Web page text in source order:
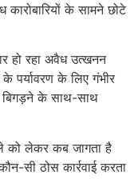
के सामने छोटे
हो रहा अवैध उत्खनन
के लिए गंभीर
के साथ-साथ
को लेकर कब जागता है
सी ठोस कार्रवाई करता